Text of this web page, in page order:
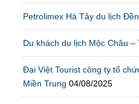
Petrolimex Hà Tây du lịch
Du khách du lịch Mộc Châu –
Đại Việt Tourist công ty tổ
Miền Trung 04/08/2025